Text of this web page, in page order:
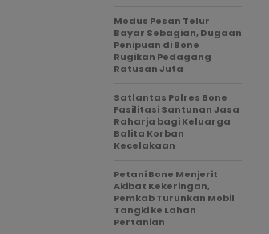
Modus Pesan Telur
Bayar Sebagian, Dugaan
Penipuan di Bone
Rugikan Pedagang
Ratusan Juta
Satlantas Polres Bone
Fasilitasi Santunan Jasa
Raharja bagi Keluarga
Balita Korban
Kecelakaan
Petani Bone Menjerit
Akibat Kekeringan,
Pemkab Turunkan Mobil
Tangki ke Lahan
Pertanian